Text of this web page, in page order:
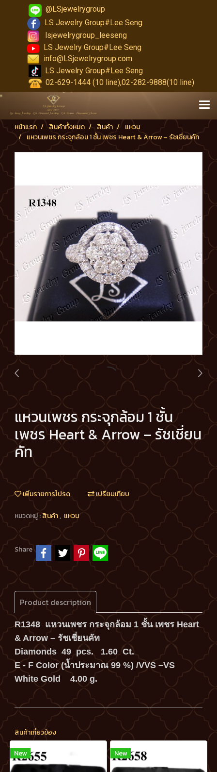
@LSjewelrygroup
LS Jewelry Group#Lee Seng
lsjewelrygroup_leeseng
LS Jewelry Group#Lee Seng
info@LSjewelrygroup.com
LS Jewelry Group#Lee Seng
02-629-1444 (10 line),02-282-9888(10 line)
หน้าแรก สินค้าทั้งหมด สินค้า
แหวน
แหวนเพชร กระจุกล้อม 1 ชั้น เพชร Heart & Arrow – รัชเชี่ยนคัท
แหวนเพชร กระจุกล้อม 1 ชั้น
เพชร Heart & Arrow – รัชเชี่ยน
คัท
เพิ่มรายการโปรด เปรียบเทียบ
หมวดหมู่ :สินค้า, แหวน
Share
Product description
R1348 แหวนเพชร กระจุกล้อม 1 ชั้น เพชร Heart
& Arrow – รัชเชี่ยนคัท
Diamonds 49 pcs. 1.60 Ct.
E - F Color (น้ำประมาณ 99 %) /VVS –VS
White Gold 4.00 g.
สินค้าเกี่ยวข้อง
New New